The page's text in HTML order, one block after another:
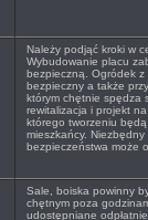
Należy podjąć kroki w
Wybudowanie placu
bezpieczną. Ogródek z
bezpieczny a także
którym chętnie spędza
rewitalizacja i projekt
którego tworzeniu
mieszkańcy.
bezpieczeństwa może
Sale, boiska powinny
chętnym poza
udostępniane